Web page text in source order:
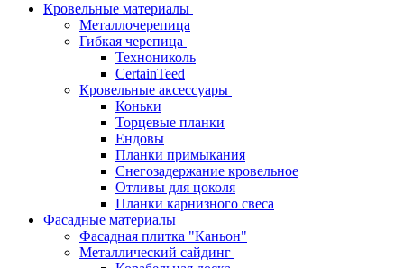
Кровельные материалы
Металлочерепица
Гибкая черепица
Технониколь
CertainTeed
Кровельные аксессуары
Коньки
Торцевые планки
Ендовы
Планки примыкания
Снегозадержание кровельное
Отливы для цоколя
Планки карнизного свеса
Фасадные материалы
Фасадная плитка "Каньон"
Металлический сайдинг